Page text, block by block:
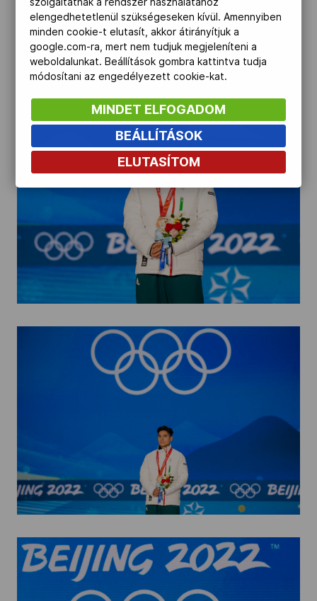
elengedhetetlenül szükségeseken kívül. Amennyiben
minden cookie-t elutasít, akkor átirányítjuk a
google.com-ra, mert nem tudjuk megjeleníteni a
weboldalunkat. Beállítások gombra kattintva tudja
módosítani az engedélyezett cookie-kat.
MINDET ELFOGADOM
BEÁLLÍTÁSOK
ELUTASÍTOM